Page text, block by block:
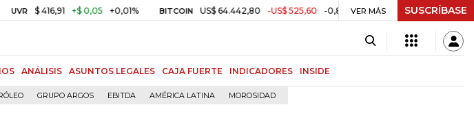
416,91 +$ 0,05 +0,01% BITCOIN US$ 64.442,80 -US$ 525,60 -0,81% TRM $ 3.157,43 -$ 21,97 -0,69%
VER MÁS SUSCRÍBASE
ANÁLISIS ASUNTOS LEGALES CAJA FUERTE INDICADORES INSIDE
GRUPO ARGOS EBITDA AMÉRICA LATINA MOROSIDAD